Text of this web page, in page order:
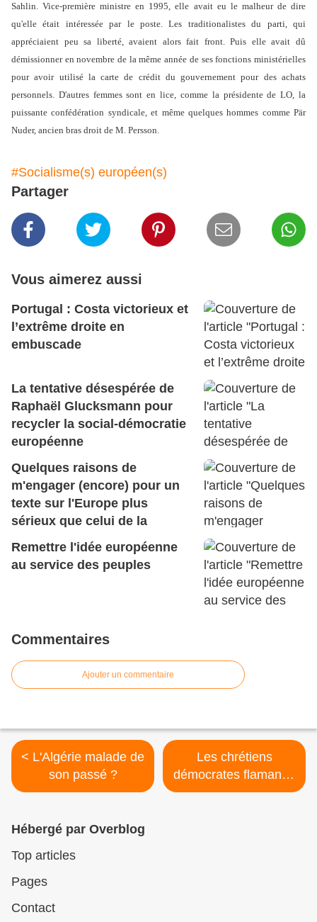
Sahlin. Vice-première ministre en 1995, elle avait eu le malheur de dire
qu'elle était intéressée par le poste. Les traditionalistes du parti, qui
appréciaient peu sa liberté, avaient alors fait front. Puis elle avait dû
démissionner en novembre de la même année de ses fonctions ministérielles
pour avoir utilisé la carte de crédit du gouvernement pour des achats
personnels. D'autres femmes sont en lice, comme la présidente de LO, la
puissante confédération syndicale, et même quelques hommes comme Pär
Nuder, ancien bras droit de M. Persson.
#Socialisme(s) européen(s)
Partager
Vous aimerez aussi
Portugal : Costa victorieux et
l’extrême droite en
embuscade
La tentative désespérée de
Raphaël Glucksmann pour
recycler la social-démocratie
européenne
Quelques raisons de
m'engager (encore) pour un
texte sur l'Europe plus
sérieux que celui de la
direction du Parti socialiste
Remettre l'idée européenne
au service des peuples
Commentaires
Ajouter un commentaire
< L'Algérie malade de
son passé ?
Les chrétiens
démocrates flamands
courent après le
Hébergé par Overblog
Top articles
Pages
Contact